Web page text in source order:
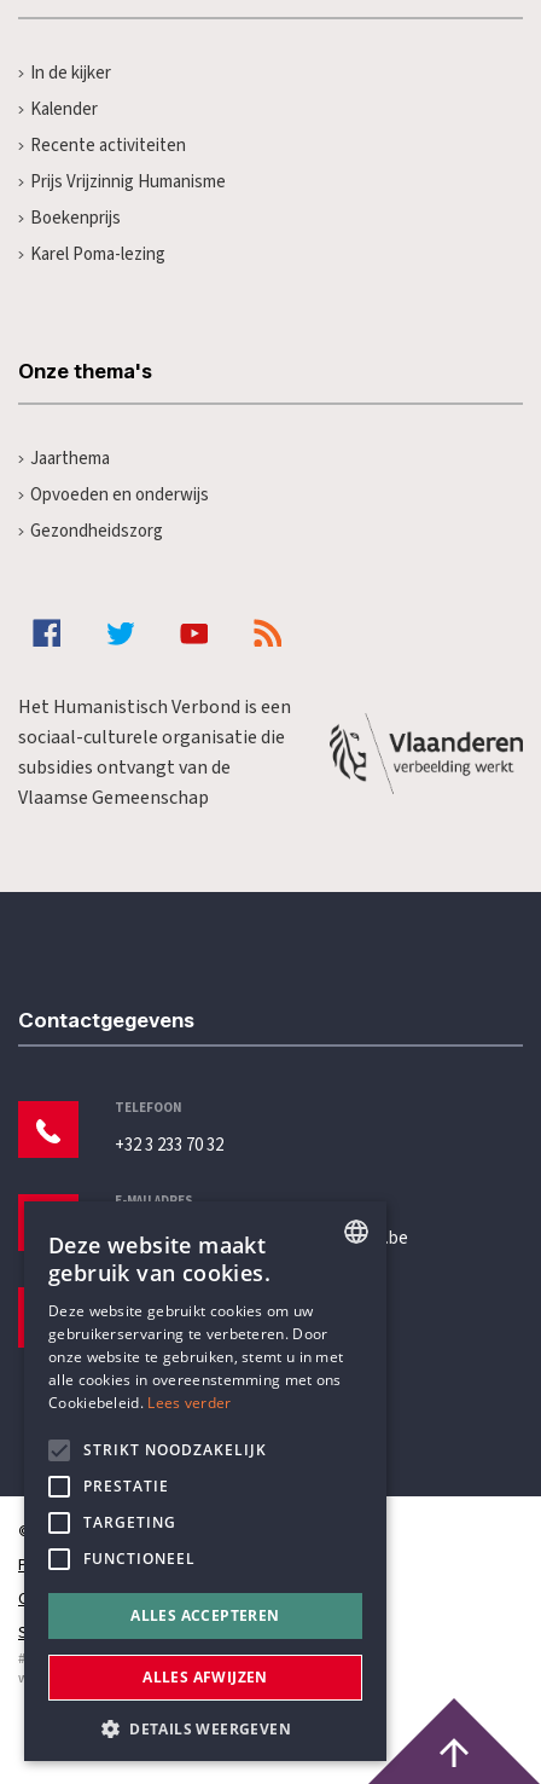
In de kijker
Kalender
Recente activiteiten
Prijs Vrijzinnig Humanisme
Boekenprijs
Karel Poma-lezing
Onze thema's
Jaarthema
Opvoeden en onderwijs
Gezondheidszorg
Het Humanistisch Verbond is een
sociaal-culturele organisatie die
subsidies ontvangt van de
Vlaamse Gemeenschap
Contactgegevens
TELEFOON
+32 3 233 70 32
E-MAILADRES
secretariaat@humanistischverbond.be
Pottenbrug 4
Antwerpen, 2000
© Humanistisch Verbond 2026
Privacy
Cookiestatement
Sitemap
#codedwithlove byCodelines
webapplicaties
mobiele apps&maatwerk websites
DUTCH
Deze website maakt
gebruik van cookies.
Deze website gebruikt cookies om uw
gebruikerservaring te verbeteren. Door
onze website te gebruiken, stemt u in met
alle cookies in overeenstemming met ons
Cookiebeleid. Lees verder
STRIKT NOODZAKELIJK
PRESTATIE
TARGETING
FUNCTIONEEL
ALLES ACCEPTEREN
ALLES AFWIJZEN
DETAILS WEERGEVEN